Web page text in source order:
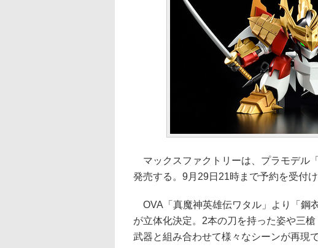
マックスファクトリーは、プラモデル
発売する。9月29日21時まで予約を受付
OVA「真魔神英雄伝ワタル」より「鋼
が立体化決定。2本の刀を持った姿や三
武器と組み合わせて様々なシーンが再現で